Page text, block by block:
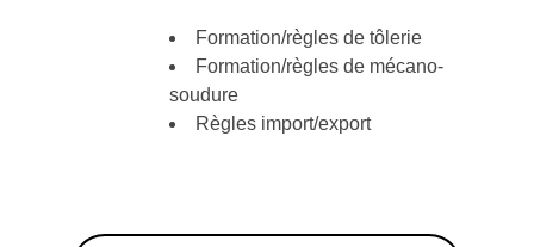
Formation/règles de tôlerie
Formation/règles de mécano-
soudure
Règles import/export